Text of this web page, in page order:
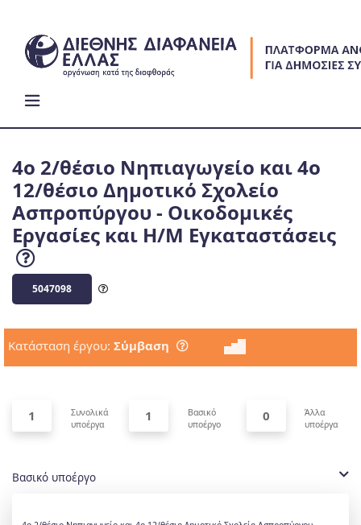
content
4ο 2/θέσιο Νηπιαγωγείο και 4ο
12/θέσιο Δημοτικό Σχολείο
Ασπροπύργου - Οικοδομικές
Εργασίες και Η/Μ Εγκαταστάσεις
5047098
Κατάσταση έργου: Σύμβαση
1
Συνολικά
υποέργα
1
Βασικό
υποέργο
0
Άλλα
υποέργα
Βασικό υποέργο